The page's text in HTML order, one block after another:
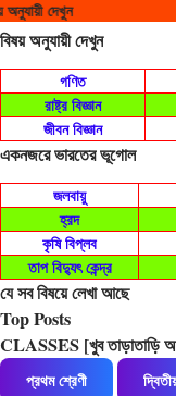
বিষয় অনুযায়ী দেখুন
গণিত
রাষ্ট্র বিজ্ঞান
জীবন বিজ্ঞান
একনজরে ভারতের ভূগোল
জলবায়ু
হ্রদ
কৃষি বিপ্লব
তাপ বিদ্যুৎ কেন্দ্র
যে সব বিষয়ে লেখা আছে
Top Posts
CLASSES [খুব তাড়াতাড়ি
প্রথম শ্রেণী